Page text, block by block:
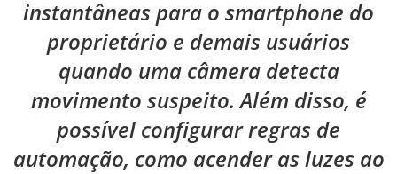
instantâneas para o smartphone do
proprietário e demais usuários
quando uma câmera detecta
movimento suspeito. Além disso, é
possível configurar regras de
automação, como acender as luzes ao